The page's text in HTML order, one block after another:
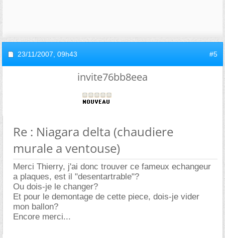
23/11/2007, 09h43 #5
invite76bb8eea
Re : Niagara delta (chaudiere
murale a ventouse)
Merci Thierry, j'ai donc trouver ce fameux echangeur
a plaques, est il "desentartrable"?
Ou dois-je le changer?
Et pour le demontage de cette piece, dois-je vider
mon ballon?
Encore merci...